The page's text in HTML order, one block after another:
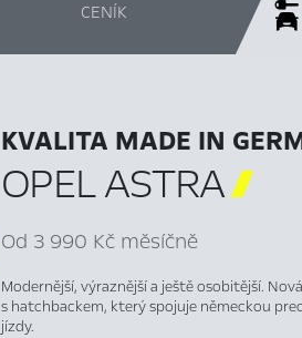
CENÍK
KVALITA MADE IN
OPEL ASTRA
Od 3 990 Kč měsíčně
Modernější, výraznější a ještě osobitější.
s hatchbackem, který spojuje německou
jízdy.